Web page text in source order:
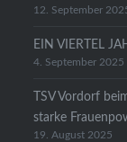
12. September
EIN VIERTEL
4. September 2025
TSV Vordorf
starke
19. August 2025